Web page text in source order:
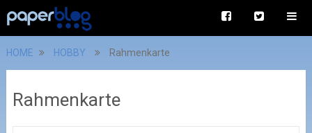
HOME HOBBY Rahmenkarte
Rahmenkarte